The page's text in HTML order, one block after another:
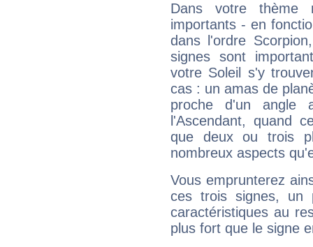
Dans votre thème
importants - en
dans l'ordre
signes sont
votre Soleil s'y
cas : un amas de
proche d'un
l'Ascendant, quand
que deux ou trois
nombreux aspects
Vous emprunterez
ces trois signes, un
caractéristiques au
plus fort que le signe